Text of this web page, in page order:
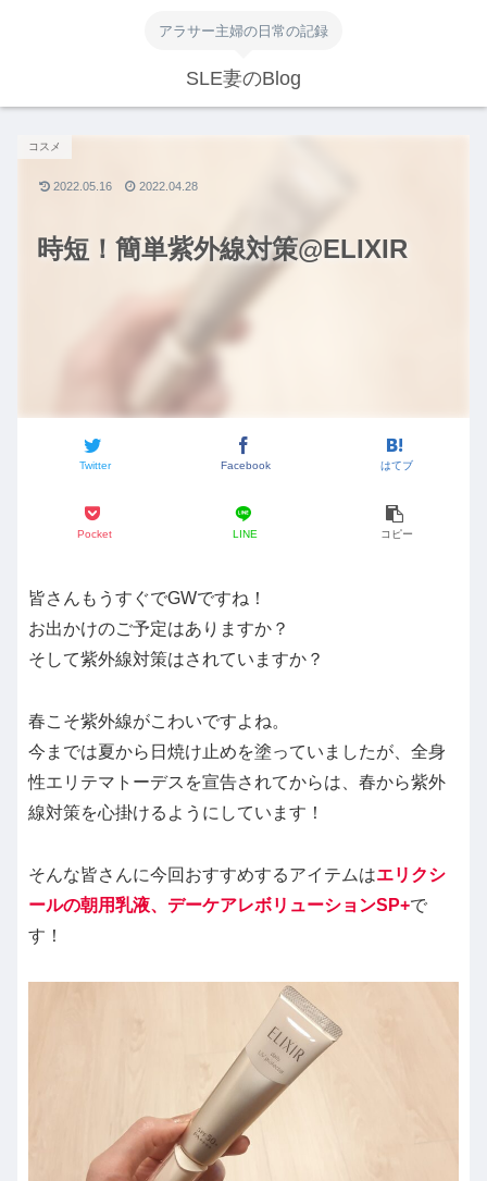
アラサー主婦の日常の記録
SLE妻のBlog
時短！簡単紫外線対策@ELIXIR
コスメ
Twitter Facebook はてブ
Pocket LINE コピー
2022.05.16 2022.04.28
皆さんもうすぐでGWですね！
お出かけのご予定はありますか？
そして紫外線対策はされていますか？
春こそ紫外線がこわいですよね。
今までは夏から日焼け止めを塗っていましたが、全身
性エリテマトーデスを宣告されてからは、春から紫外
線対策を心掛けるようにしています！
そんな皆さんに今回おすすめするアイテムはエリクシ
ールの朝用乳液、デーケアレボリューションSP+で
す！